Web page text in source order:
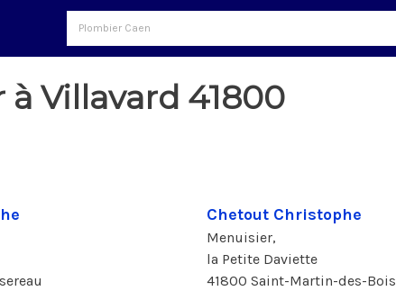
Villavard 41800
Chetout Christophe
Menuisier,
la Petite Daviette
41800 Saint-Martin-des-Bois